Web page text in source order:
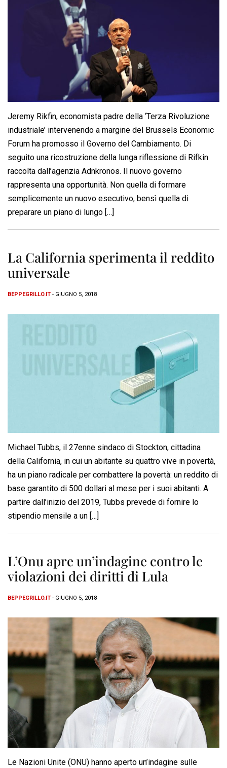
Jeremy Rikfin, economista padre della ‘Terza Rivoluzione
industriale’ intervenendo a margine del Brussels Economic
Forum ha promosso il Governo del Cambiamento. Di
seguito una ricostruzione della lunga riflessione di Rifkin
raccolta dall’agenzia Adnkronos. Il nuovo governo
rappresenta una opportunità. Non quella di formare
semplicemente un nuovo esecutivo, bensì quella di
preparare un piano di lungo […]
La California sperimenta il reddito
universale
BEPPEGRILLO.IT - GIUGNO 5, 2018
Michael Tubbs, il 27enne sindaco di Stockton, cittadina
della California, in cui un abitante su quattro vive in povertà,
ha un piano radicale per combattere la povertà: un reddito di
base garantito di 500 dollari al mese per i suoi abitanti. A
partire dall’inizio del 2019, Tubbs prevede di fornire lo
stipendio mensile a un […]
L’Onu apre un’indagine contro le
violazioni dei diritti di Lula
BEPPEGRILLO.IT - GIUGNO 5, 2018
Le Nazioni Unite (ONU) hanno aperto un’indagine sulle